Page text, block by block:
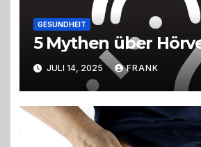
GESUNDHEIT
5 Mythen über
JULI 14, 2025 FRANK